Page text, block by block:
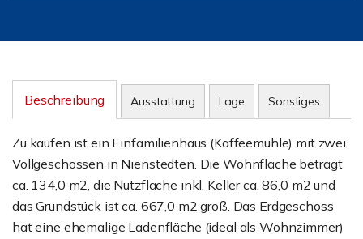
Beschreibung Ausstattung Lage Sonstiges
Zu kaufen ist ein Einfamilienhaus (Kaffeemühle) mit zwei
Vollgeschossen in Nienstedten. Die Wohnfläche beträgt
ca. 134,0 m2, die Nutzfläche inkl. Keller ca. 86,0 m2 und
das Grundstück ist ca. 667,0 m2 groß. Das Erdgeschoss
hat eine ehemalige Ladenfläche (ideal als Wohnzimmer)